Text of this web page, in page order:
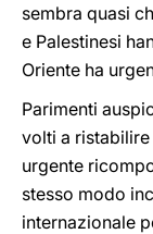
sembra quasi
e Palestinesi
Oriente ha
Parimenti
volti a
urgente
stesso modo
internazionale